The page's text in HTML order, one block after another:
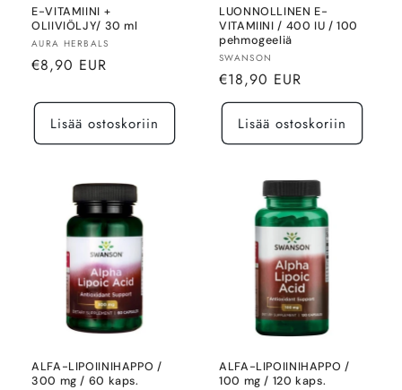
E-VITAMIINI +
OLIIVIÖLJY/ 30 ml
Myyjä:
AURA HERBALS
Normaalihinta
€8,90 EUR
Lisää ostoskoriin
LUONNOLLINEN E-
VITAMIINI / 400 IU / 100
pehmogeeliä
Myyjä:
SWANSON
Normaalihinta
€18,90 EUR
Lisää ostoskoriin
ALFA-LIPOIINIHAPPO /
300 mg / 60 kaps.
ALFA-LIPOIINIHAPPO /
100 mg / 120 kaps.